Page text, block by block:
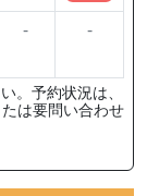
- -
。予約状況は、
は要問い合わせ